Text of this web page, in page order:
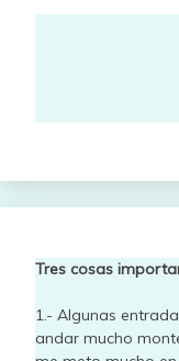
Tres cosas
1.- Algunas
andar mucho